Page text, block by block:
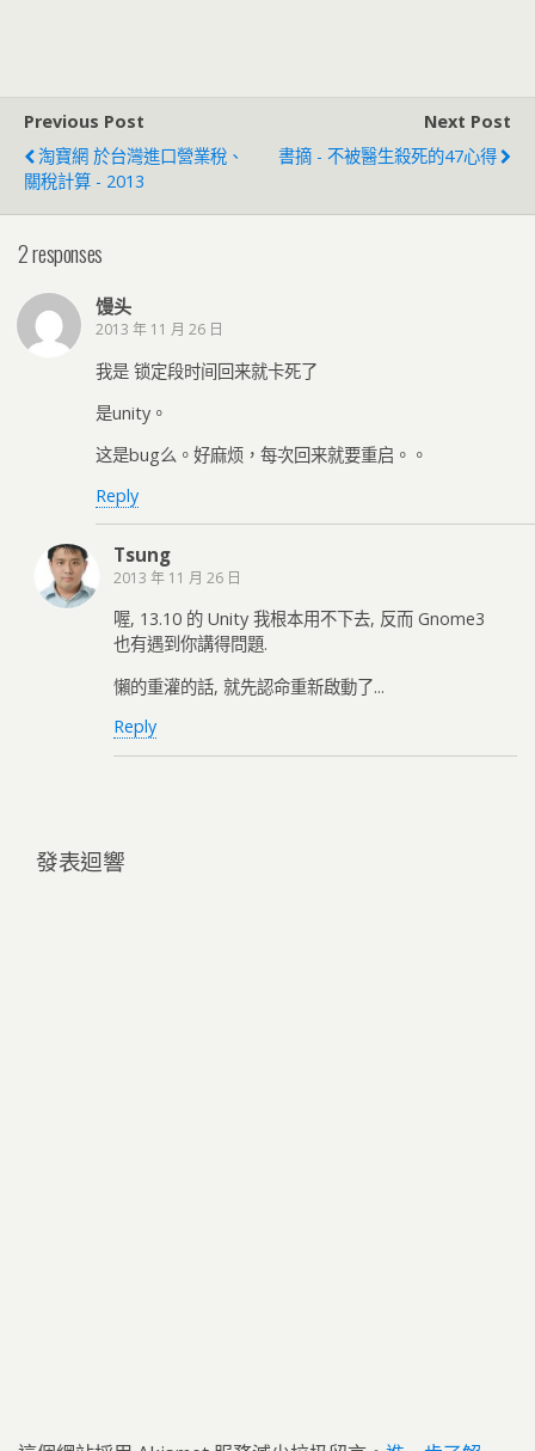
Previous Post
淘寶網 於台灣進口營業稅、
關稅計算 - 2013
Next Post
書摘 - 不被醫生殺死的47心得
2 responses
馒头
2013 年 11 月 26 日
我是 锁定段时间回来就卡死了
是unity。
这是bug么。好麻烦，每次回来就要重启。。
Reply
Tsung
2013 年 11 月 26 日
喔, 13.10 的 Unity 我根本用不下去, 反而 Gnome3
也有遇到你講得問題.
懶的重灌的話, 就先認命重新啟動了...
Reply
發表迴響